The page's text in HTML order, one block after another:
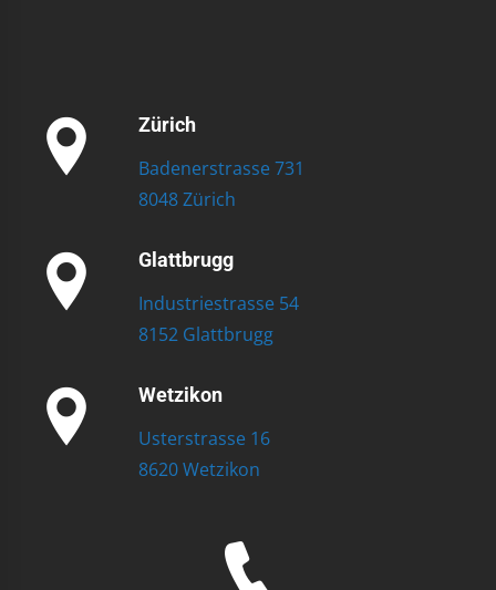
Zürich
Badenerstrasse 731
8048 Zürich
Glattbrugg
Industriestrasse 54
8152 Glattbrugg
Wetzikon
Usterstrasse 16
8620 Wetzikon